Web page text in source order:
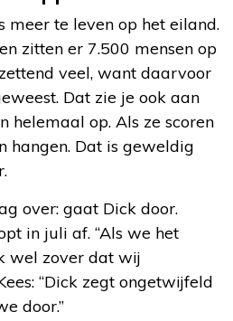
meer te leven op het eiland.
zitten er 7.500 mensen op
veel, want daarvoor
Dat zie je ook aan
helemaal op. Als ze scoren
hangen. Dat is geweldig
over: gaat Dick door.
in juli af. “Als we het
wel zover dat wij
“Dick zegt ongetwijfeld
door.”